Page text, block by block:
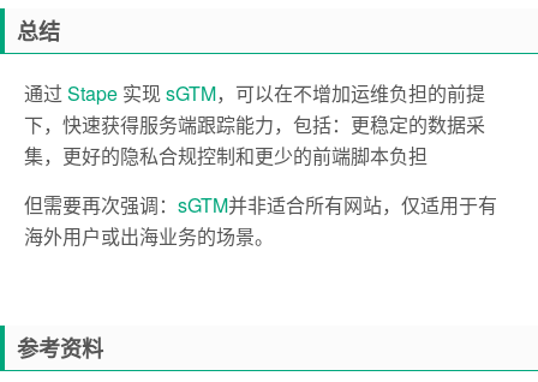
总结
通过 Stape 实现sGTM，可以在不增加运维负担的前提
下，快速获得服务端跟踪能力，包括：更稳定的数据采
集，更好的隐私合规控制和更少的前端脚本负担
但需要再次强调： sGTM并非适合所有网站，仅适用于有
海外用户或出海业务的场景。
参考资料